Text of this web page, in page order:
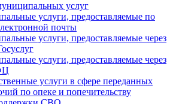
услуг
услуги, предоставляемые по
почты
услуги, предоставляемые через
услуги, предоставляемые через
услуги в сфере переданных
по опеке и попечительству